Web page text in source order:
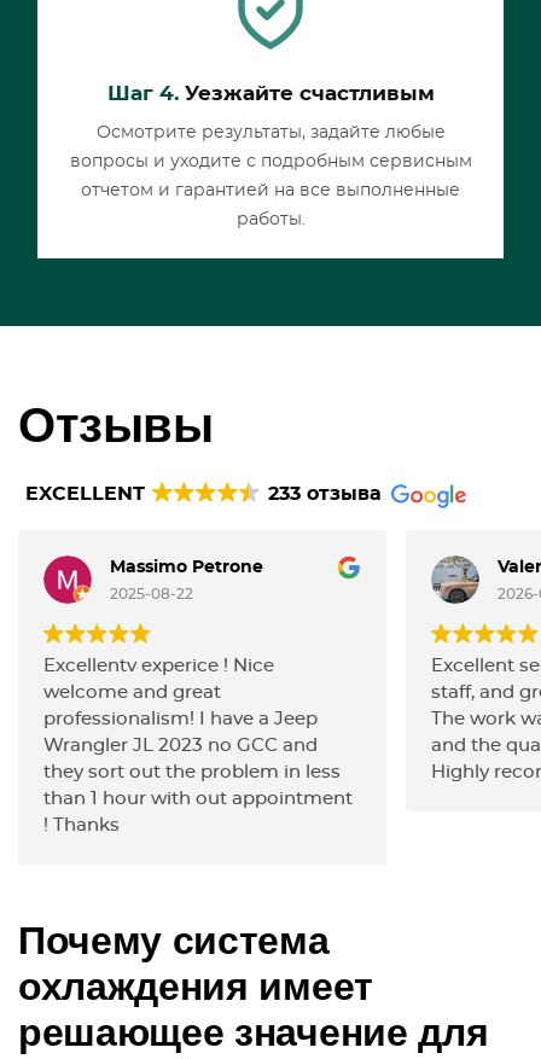
Шаг 4.Уезжайте счастливым
Осмотрите результаты, задайте любые
вопросы и уходите с подробным сервисным
отчетом и гарантией на все выполненные
работы.
Отзывы
EXCELLENT 233 отзыва
Massimo Petrone
2025-08-22
Excellentv experice ! Nice
welcome and great
professionalism! I have a Jeep
Wrangler JL 2023 no GCC and
they sort out the problem in less
than 1 hour with out appointment
! Thanks
Excellent
staff, and
The work
and the
Highly
Почему система
охлаждения имеет
решающее значение для